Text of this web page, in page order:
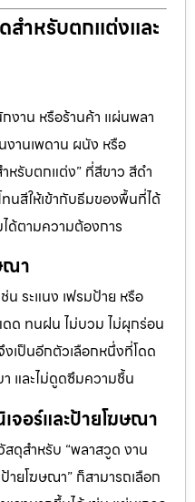
สำหรับตกแต่งและ
งาน หรือร้านค้า แผ่นพลา
านเพดาน ผนัง หรือ
หรับตกแต่ง” ที่สีขาว สีดำ
นสีให้เข้ากับธีมของพื้นที่ได้
ด้ตามความต้องการ
ณา
น ระแนง เฟรมป้าย หรือ
ด ทนฝน ไม่บวม ไม่ผุกร่อน
เป็นอีกตัวเลือกหนึ่งที่โดด
า และไม่ดูดซึมความชื้น
เจอร์และป้ายโฆษณา
ดุสำหรับ “พลาสวูด งาน
ายโฆษณา” ก็สามารถเลือก